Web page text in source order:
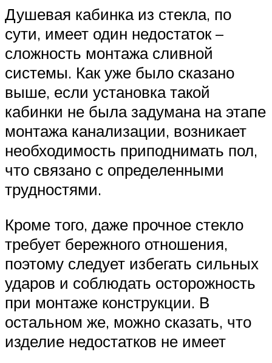
Душевая кабинка из стекла, по
сути, имеет один недостаток –
сложность монтажа сливной
системы. Как уже было сказано
выше, если установка такой
кабинки не была задумана на этапе
монтажа канализации, возникает
необходимость приподнимать пол,
что связано с определенными
трудностями.
Кроме того, даже прочное стекло
требует бережного отношения,
поэтому следует избегать сильных
ударов и соблюдать осторожность
при монтаже конструкции. В
остальном же, можно сказать, что
изделие недостатков не имеет